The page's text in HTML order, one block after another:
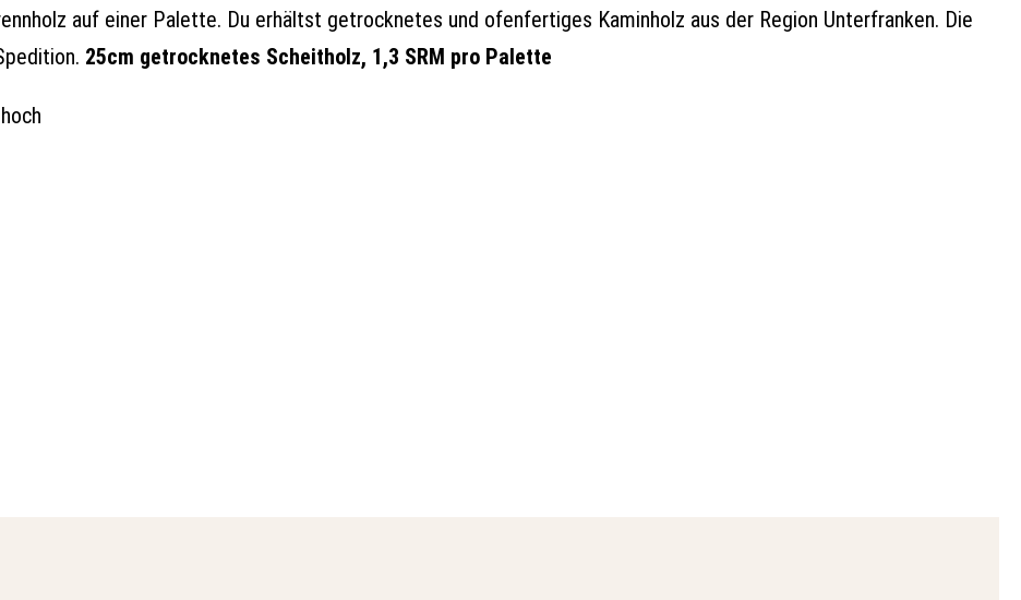
auf einer Palette. Du erhältst getrocknetes und ofenfertiges Kaminholz aus der Region Unterfranken. Die
25cm getrocknetes Scheitholz, 1,3 SRM pro Palette